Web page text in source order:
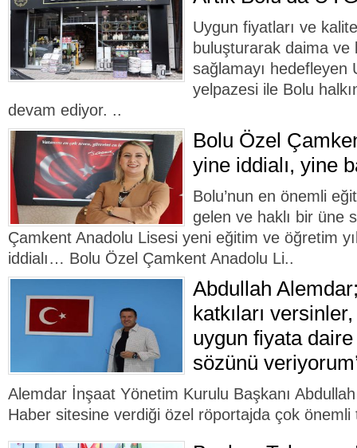
Uygun fiyatları ve
buluşturarak daima
sağlamayı hedefleyen
yelpazesi ile Bolu
devam ediyor. ..
Bolu Özel
yine iddialı, yine
Bolu’nun en önemli
gelen ve haklı bir üne
Çamkent Anadolu Lisesi yeni eğitim ve öğretim
iddialı… Bolu Özel Çamkent Anadolu Li..
Abdullah
katkıları
uygun fiyata
sözünü
Alemdar İnşaat Yönetim Kurulu Başkanı
Haber sitesine verdiği özel röportajda çok önemli